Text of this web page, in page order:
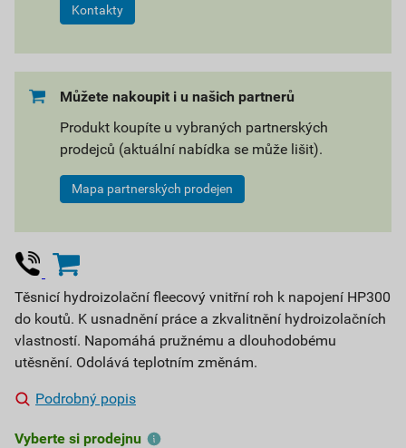
Kontakty
Můžete nakoupit i u našich partnerů
Produkt koupíte u vybraných partnerských
prodejců (aktuální nabídka se může lišit).
Mapa partnerských prodejen
Těsnicí hydroizolační fleecový vnitřní roh k napojení HP300
do koutů. K usnadnění práce a zkvalitnění hydroizolačních
vlastností. Napomáhá pružnému a dlouhodobému
utěsnění. Odolává teplotním změnám.
Podrobný popis
Vyberte si prodejnu